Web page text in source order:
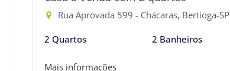
Rua Aprovada 599 - Chácaras, Bertioga-SP
2 Quartos 2 Banheiros
Mais informações